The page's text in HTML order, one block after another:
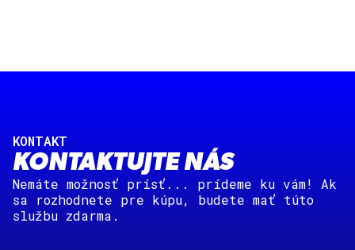
KONTAKT
KONTAKTUJTE NÁS
Nemáte možnosť prísť... prídeme ku vám! Ak
sa rozhodnete pre kúpu, budete mať túto
službu zdarma.